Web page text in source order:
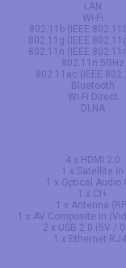
LAN
Wi-Fi
802.11b (IEEE
802.11g (IEEE
802.11n (IEEE
802.11n 5GHz
802.11ac (IEEE
Bluetooth
Wi-Fi Direct
DLNA
4 x HDMI 2.0
1 x Satellite In
1 x Optical Audio
1 x CI+
1 x Antenna
1 x AV Composite In
2 x USB 2.0 (5V /
1 x Ethernet